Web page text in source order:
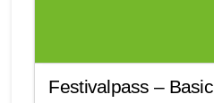
Festivalpass – Basic